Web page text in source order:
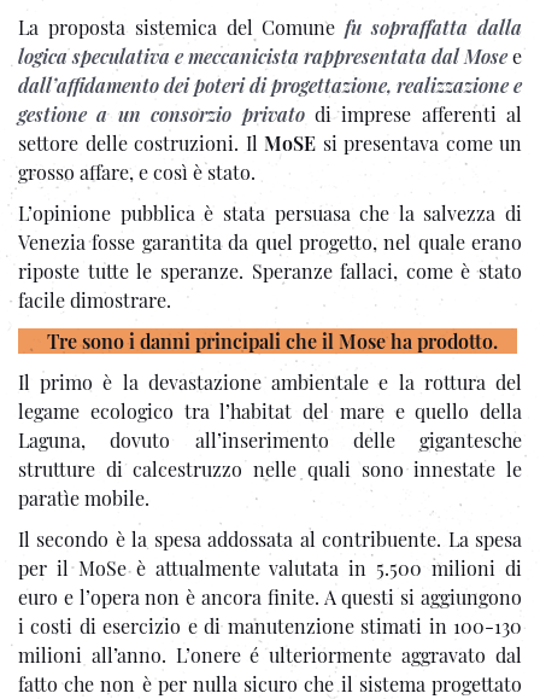
La proposta sistemica del Comunefu sopraffatta dalla
logica speculativa e meccanicista rappresentata dal Mosee
dall’affidamento dei poteri di progettazione, realizzazione e
gestione a un consorzio privatodi imprese afferenti al
settore delle costruzioni. Il MoSE si presentava come un
grosso affare, e così è stato.
L’opinione pubblica è stata persuasa che la salvezza di
Venezia fosse garantita da quel progetto, nel quale erano
riposte tutte le speranze. Speranze fallaci, come è stato
facile dimostrare.
Tre sono i danni principali che il Mose ha prodotto.
Il primo è la devastazione ambientale e la rottura del
legame ecologico tra l’habitat del mare e quello della
Laguna, dovuto all’inserimento delle gigantesche
strutture di calcestruzzo nelle quali sono innestate le
paratìe mobile.
Il secondo è la spesa addossata al contribuente. La spesa
per il MoSe è attualmente valutata in 5.500 milioni di
euro e l’opera non è ancora finite. A questi si aggiungono
i costi di esercizio e di manutenzione stimati in 100-130
milioni all’anno. L’onere é ulteriormente aggravato dal
fatto che non è per nulla sicuro che il sistema progettato